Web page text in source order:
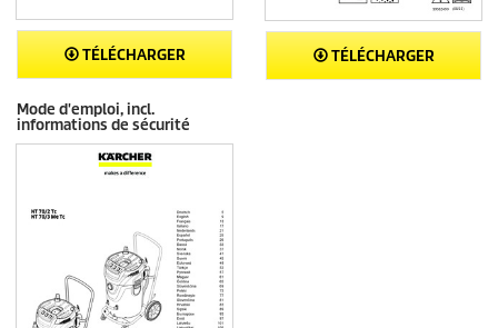
TÉLÉCHARGER TÉLÉCHARGER
Mode d'emploi, incl.
informations de sécurité